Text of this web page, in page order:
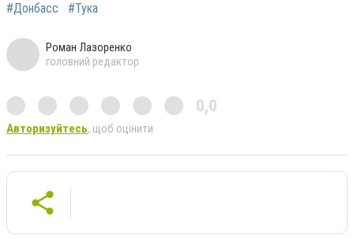
#Донбасс #Тука
Роман Лазоренко
головний редактор
0,0
Авторизуйтесь, щоб оцінити